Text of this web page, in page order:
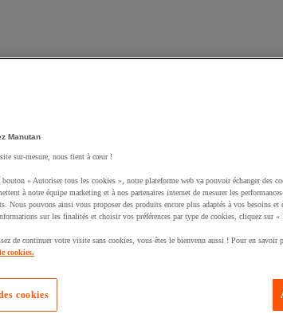
un produit à votre panier :
Manutan
sur-mesure, nous tient à cœur !
« Autoriser tous les cookies », notre plateforme web va pouvoir échanger des
à notre équipe marketing et à nos partenaires internet de mesurer les
Nous pouvons ainsi vous proposer des produits encore plus adaptés à vos besoins
sur les finalités et choisir vos préférences par type de cookies, cliquez sur «
de continuer votre visite sans cookies, vous êtes le bienvenu aussi ! Pour en savoir
cookies.
cookies